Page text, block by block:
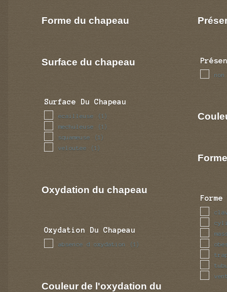
Forme du chapeau
Surface du chapeau
Surface Du Chapeau
ecailleuse (1)
mechuleuse (1)
squameuse (1)
veloutee (1)
Oxydation du chapeau
Oxydation Du Chapeau
absence d oxydation (1)
Couleur de l'oxydation du
non